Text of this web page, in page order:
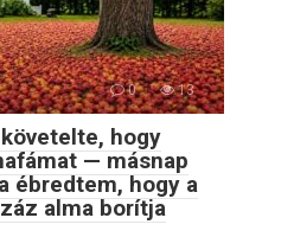
0 13
hogy
— másnap
ébredtem, hogy a
alma borítja